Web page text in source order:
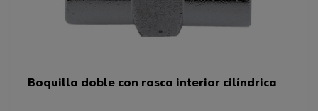
Boquilla doble con rosca interior cilíndrica